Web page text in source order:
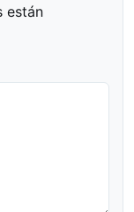
están